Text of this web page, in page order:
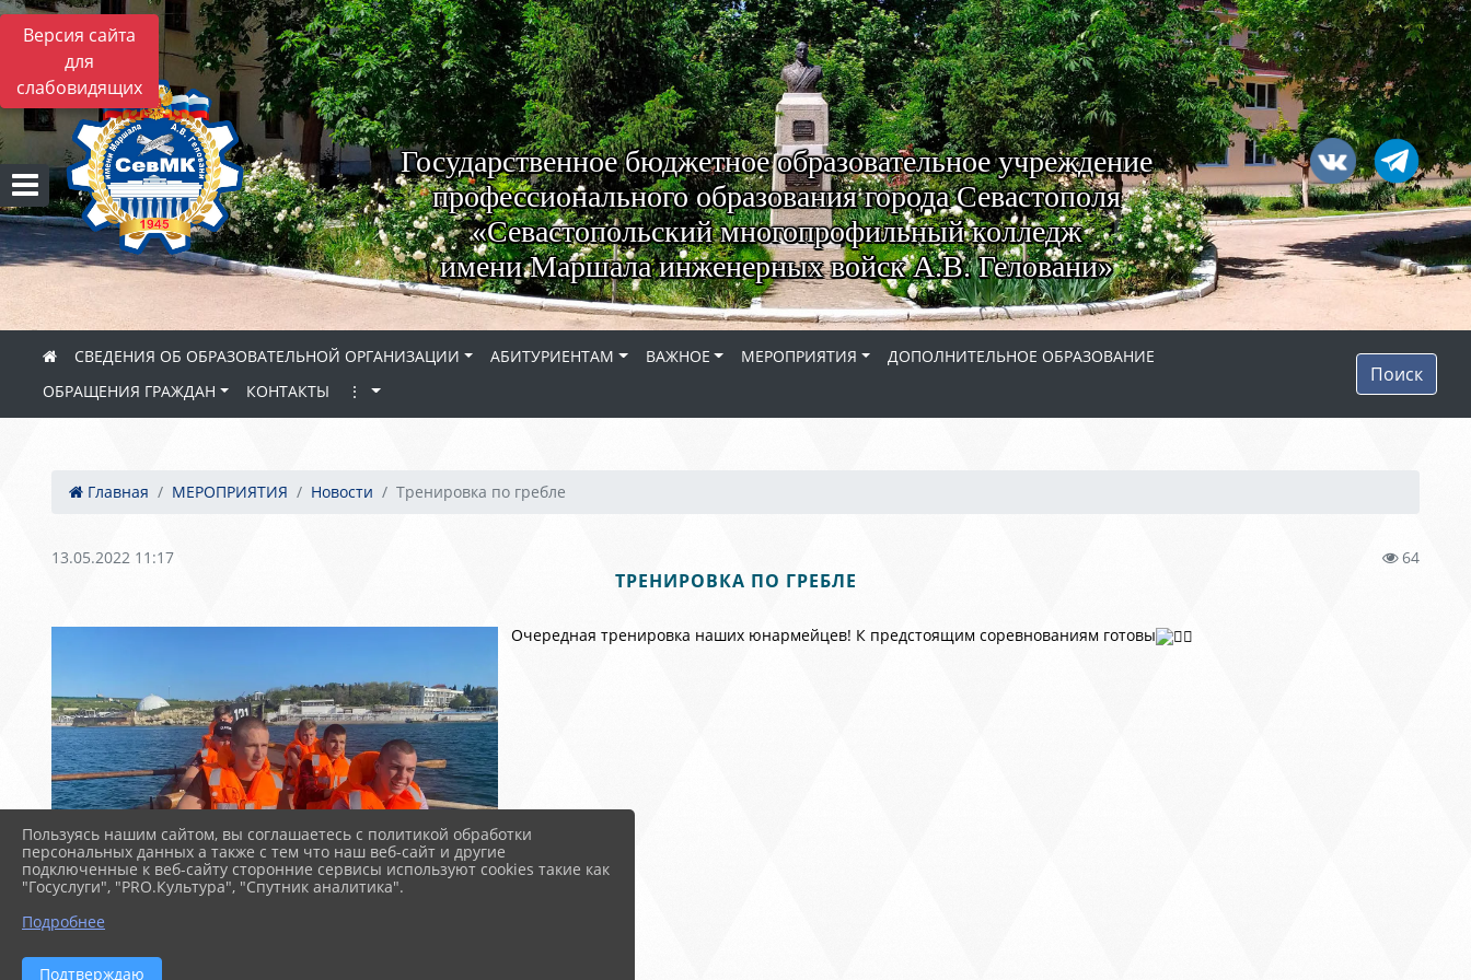
Версия сайта
для
слабовидящих
Государственное бюджетное образовательное учреждение
профессионального образования города Севастополя
«Севастопольский многопрофильный колледж
имени Маршала инженерных войск А.В. Геловани»
СВЕДЕНИЯ ОБ ОБРАЗОВАТЕЛЬНОЙ ОРГАНИЗАЦИИ АБИТУРИЕНТАМ ВАЖНОЕ МЕРОПРИЯТИЯ
ДОПОЛНИТЕЛЬНОЕ ОБРАЗОВАНИЕ
ОБРАЩЕНИЯ ГРАЖДАН
КОНТАКТЫ ⋮
Поиск
Главная МЕРОПРИЯТИЯ Новости Тренировка по гребле
13.05.2022 11:17 64
ТРЕНИРОВКА ПО ГРЕБЛЕ
Очередная тренировка наших юнармейцев! К предстоящим соревнованиям готовы
Пользуясь нашим сайтом, вы соглашаетесь с политикой обработки
персональных данных а также с тем что наш веб-сайт и другие
подключенные к веб-сайту сторонние сервисы используют cookies такие как
"Госуслуги", "PRO.Культура", "Спутник аналитика".
Подробнее
Подтверждаю